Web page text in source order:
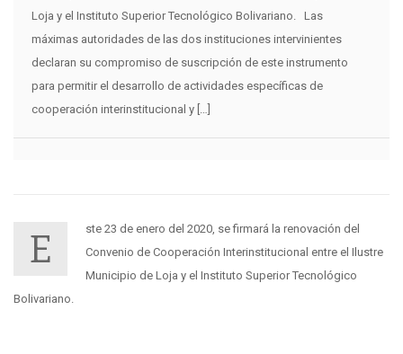
Loja y el Instituto Superior Tecnológico Bolivariano. Las
máximas autoridades de las dos instituciones intervinientes
declaran su compromiso de suscripción de este instrumento
para permitir el desarrollo de actividades específicas de
cooperación interinstitucional y […]
E
ste 23 de enero del 2020, se firmará la renovación del
Convenio de Cooperación Interinstitucional entre el Ilustre
Municipio de Loja y el Instituto Superior Tecnológico
Bolivariano.